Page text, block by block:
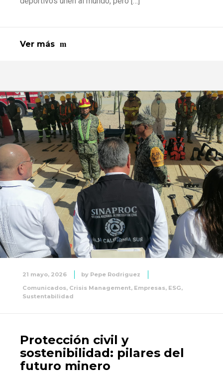
Ver más
21 mayo, 2026 by Pepe Rodriguez
Comunicados, Crisis Management, Empresas, ESG,
Sustentabilidad
Protección civil y
sostenibilidad: pilares del
futuro minero